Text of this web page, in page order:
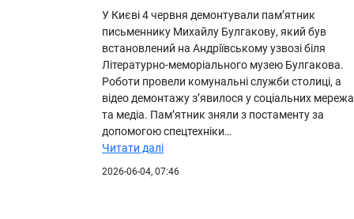
У Києві 4 червня демонтували пам’ятник
письменнику Михайлу Булгакову, який був
встановлений на Андріївському узвозі біля
Літературно-меморіального музею Булгакова.
Роботи провели комунальні служби столиці, а
відео демонтажу з’явилося у соціальних
та медіа. Пам’ятник зняли з постаменту за
допомогою спецтехніки…
Читати далі
2026-06-04, 07:46